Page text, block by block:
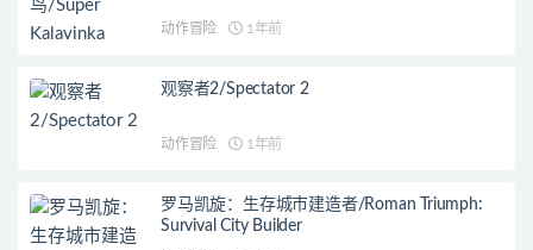
动作冒险 1年前
观察者2/Spectator 2
动作冒险 1年前
罗马凯旋：生存城市建造者/Roman Triumph:
Survival City Builder